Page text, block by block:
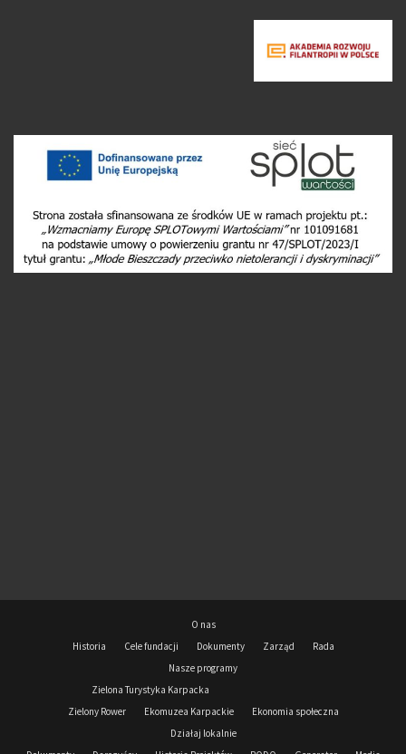
O nas
Historia
Cele fundacji Dokumenty Zarząd
Rada
Nasze programy
Zielona Turystyka Karpacka
Zielony Rower
Ekomuzea Karpackie
Ekonomia społeczna
Działaj lokalnie